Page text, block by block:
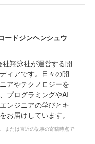
ードジンヘンシュウ
翔泳社が運営する開
ィアです。日々の開
アやテクノロジーを
プログラミングやAI
ンジニアの学びとキ
お届けしています。
または直近の記事の寄稿時点で